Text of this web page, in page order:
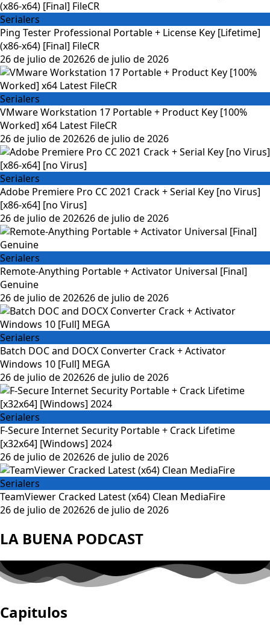
Serialers
Ping Tester Professional Portable + License Key [Lifetime]
(x86-x64) [Final] FileCR
Posted
on
26 de julio de 202626 de julio de 2026
Serialers
VMware Workstation 17 Portable + Product Key [100%
Worked] x64 Latest FileCR
Posted
on
26 de julio de 202626 de julio de 2026
Serialers
Adobe Premiere Pro CC 2021 Crack + Serial Key [no Virus]
[x86-x64] [no Virus]
Posted
on
26 de julio de 202626 de julio de 2026
Serialers
Remote-Anything Portable + Activator Universal [Final]
Genuine
Posted
on
26 de julio de 202626 de julio de 2026
Serialers
Batch DOC and DOCX Converter Crack + Activator
Windows 10 [Full] MEGA
Posted
on
26 de julio de 202626 de julio de 2026
Serialers
F-Secure Internet Security Portable + Crack Lifetime
[x32x64] [Windows] 2024
Posted
on
26 de julio de 202626 de julio de 2026
Serialers
TeamViewer Cracked Latest (x64) Clean MediaFire
Posted
26 de julio de 202626 de julio de 2026
LA BUENA PODCAST
Capitulos